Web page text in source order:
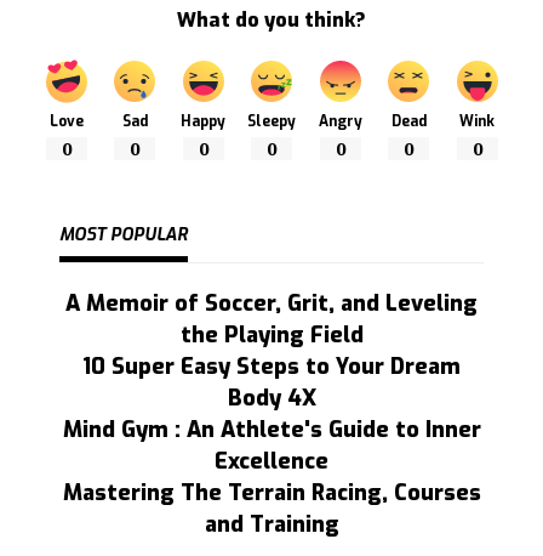
What do you think?
Love
0
Sad
0
Happy
0
Sleepy
0
Angry
0
Dead
0
Wink
0
MOST POPULAR
A Memoir of Soccer, Grit, and Leveling
the Playing Field
10 Super Easy Steps to Your Dream
Body 4X
Mind Gym : An Athlete's Guide to Inner
Excellence
Mastering The Terrain Racing, Courses
and Training